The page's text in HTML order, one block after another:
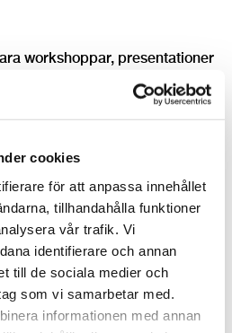
cookies
för att anpassa innehållet
tillhandahålla funktioner
vår trafik. Vi
identifierare och annan
till de sociala medier och
som vi samarbetar med.
informationen med annan
workshoppar, presentationer
också skolverket samt
om vilken roll och
har på gymnasiet.
lektor i jazzdansKatarina
och
av ämneschef och
Ninnie Andersson ,
och Konstfack.